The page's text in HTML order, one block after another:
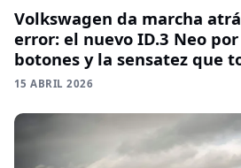
Volkswagen da marcha
error: el nuevo ID.3 Neo
botones y la sensatez que
15 ABRIL 2026